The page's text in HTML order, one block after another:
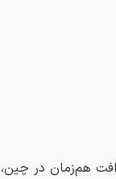
هم‌زمان در چین،